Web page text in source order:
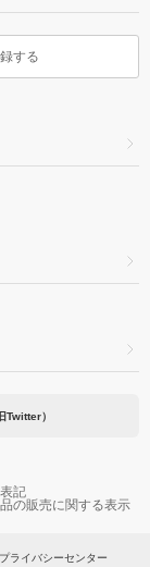
する
Twitter）
記
の販売に関する表示
ライバシーセンター